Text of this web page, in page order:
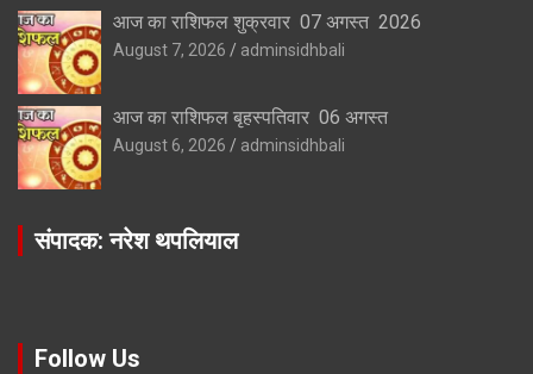
आज का राशिफल शुक्रवार 07 अगस्त 2026
August 7, 2026 adminsidhbali
आज का राशिफल बृहस्पतिवार 06 अगस्त
August 6, 2026 adminsidhbali
संपादक: नरेश थपलियाल
Follow Us